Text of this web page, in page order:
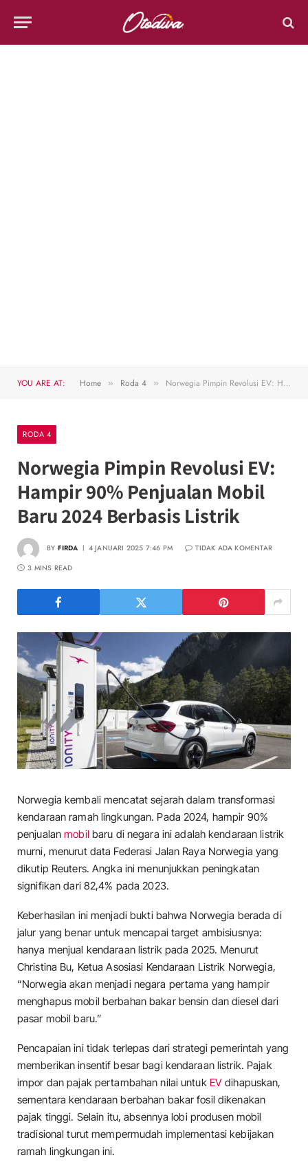
YOU ARE AT: Home » Roda 4 » Norwegia Pimpin Revolusi EV: Hampir 90% Penjualan Mobil Baru 2024 Berbasis Listrik
RODA 4
Norwegia Pimpin Revolusi EV:
Hampir 90% Penjualan Mobil
Baru 2024 Berbasis Listrik
BY FIRDA 4 JANUARI 2025 7:46 PM
TIDAK ADA KOMENTAR
3 MINS READ
Norwegia kembali mencatat sejarah dalam transformasi
kendaraan ramah lingkungan. Pada 2024, hampir 90%
penjualanmobil baru di negara ini adalah kendaraan listrik
murni, menurut data Federasi Jalan Raya Norwegia yang
dikutip Reuters. Angka ini menunjukkan peningkatan
signifikan dari 82,4% pada 2023.
Keberhasilan ini menjadi bukti bahwa Norwegia berada di
jalur yang benar untuk mencapai target ambisiusnya:
hanya menjual kendaraan listrik pada 2025. Menurut
Christina Bu, Ketua Asosiasi Kendaraan Listrik Norwegia,
“Norwegia akan menjadi negara pertama yang hampir
menghapus mobil berbahan bakar bensin dan diesel dari
pasar mobil baru.”
Pencapaian ini tidak terlepas dari strategi pemerintah yang
memberikan insentif besar bagi kendaraan listrik. Pajak
impor dan pajak pertambahan nilai untuk EV dihapuskan,
sementara kendaraan berbahan bakar fosil dikenakan
pajak tinggi. Selain itu, absennya lobi produsen mobil
tradisional turut mempermudah implementasi kebijakan
ramah lingkungan ini.